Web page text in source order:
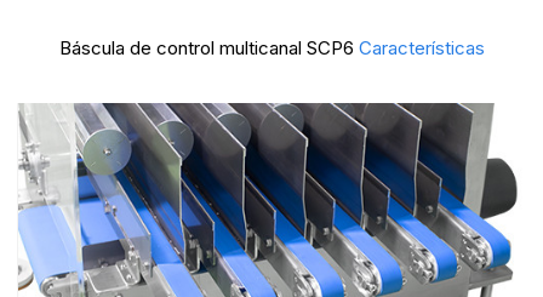
Báscula de control multicanal SCP6 Características